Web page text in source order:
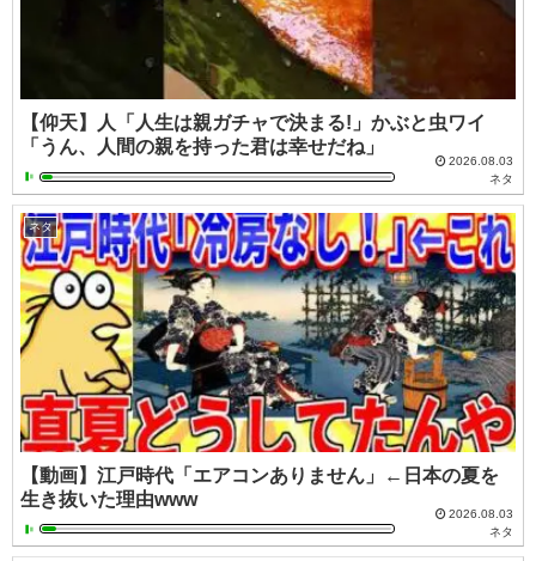
【仰天】人「人生は親ガチャで決まる!」かぶと虫ワイ
「うん、人間の親を持った君は幸せだね」
2026.08.03
ネタ
ネタ
【動画】江戸時代「エアコンありません」←日本の夏を
生き抜いた理由www
2026.08.03
ネタ